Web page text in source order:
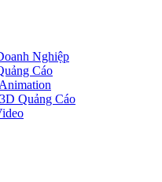
Nghiệp
Cáo
Quảng Cáo